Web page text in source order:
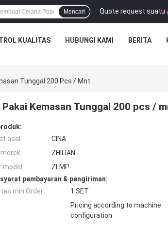
Quote request suatu
Mencari
KUALITAS HUBUNGI KAMI BERITA
Tunggal 200 Pcs / Mnt
Kemasan Tunggal 200 pcs /
asal:
CINA
ZHILIAN
model:
ZLMP
pembayaran & pengiriman:
min Order:
1 SET
Pricing according to machine
configuration